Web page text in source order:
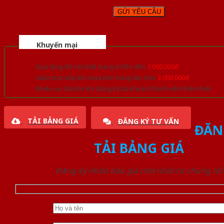
Khuyến mại
Quà tặng đồ nội thất trang trí lên đến 1.000.000đ
Giảm trực tiếp khi mua đơn hàng lớn hơn 3.000.000đ
Nhiều ưu đãi lớn khi đăng ký tài khoản thành viên thân thiết
TẢI BẢNG GIÁ ĐĂNG KÝ TƯ VẤN
TẢI BẢNG GIÁ
Đăng ký nhận báo giá mới nhất từ chúng tôi